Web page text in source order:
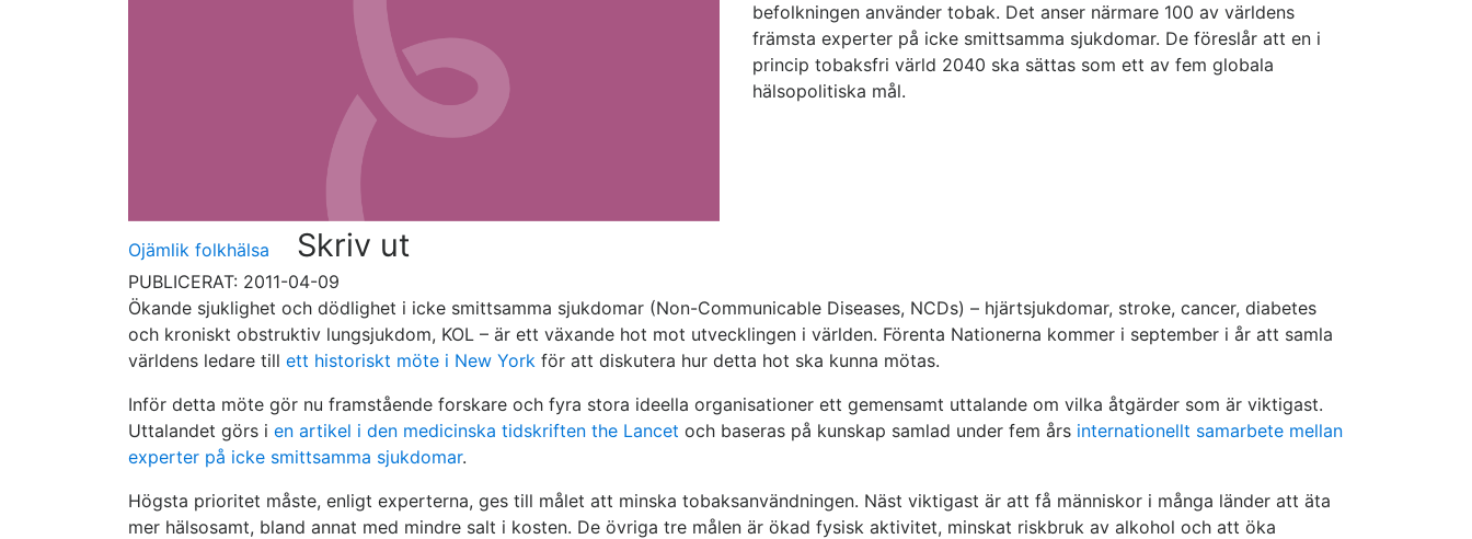
befolkningen använder tobak. Det anser närmare 100 av världens
främsta experter på icke smittsamma sjukdomar. De föreslår att en i
princip tobaksfri värld 2040 ska sättas som ett av fem globala
hälsopolitiska mål.
Ojämlik folkhälsa Skriv ut
PUBLICERAT: 2011-04-09
Ökande sjuklighet och dödlighet i icke smittsamma sjukdomar (Non-Communicable Diseases, NCDs) – hjärtsjukdomar, stroke, cancer, diabetes
och kroniskt obstruktiv lungsjukdom, KOL – är ett växande hot mot utvecklingen i världen. Förenta Nationerna kommer i september i år att samla
världens ledare till ett historiskt möte i New York för att diskutera hur detta hot ska kunna mötas.
Inför detta möte gör nu framstående forskare och fyra stora ideella organisationer ett gemensamt uttalande om vilka åtgärder som är viktigast.
Uttalandet görs i en artikel i den medicinska tidskriften the Lancet och baseras på kunskap samlad under fem års internationellt samarbete mellan
experter på icke smittsamma sjukdomar.
Högsta prioritet måste, enligt experterna, ges till målet att minska tobaksanvändningen. Näst viktigast är att få människor i många länder att äta
mer hälsosamt, bland annat med mindre salt i kosten. De övriga tre målen är ökad fysisk aktivitet, minskat riskbruk av alkohol och att öka